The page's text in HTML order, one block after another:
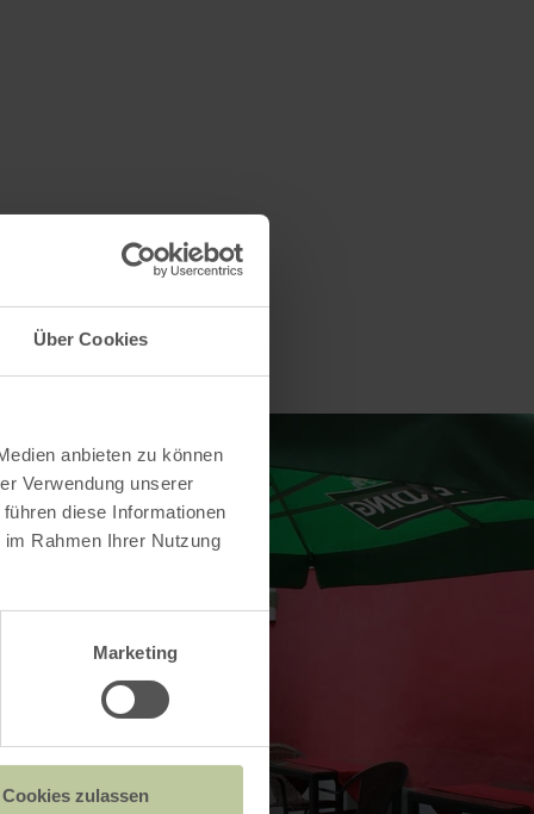
Über Cookies
anbieten zu können
Verwendung unserer
diese Informationen
Rahmen Ihrer Nutzung
Marketing
Cookies zulassen